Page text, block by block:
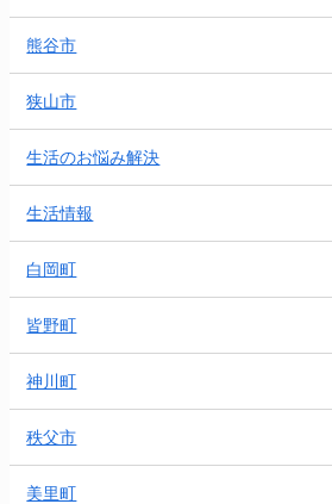
熊谷市
狭山市
生活のお悩み解決
生活情報
白岡町
皆野町
神川町
秩父市
美里町